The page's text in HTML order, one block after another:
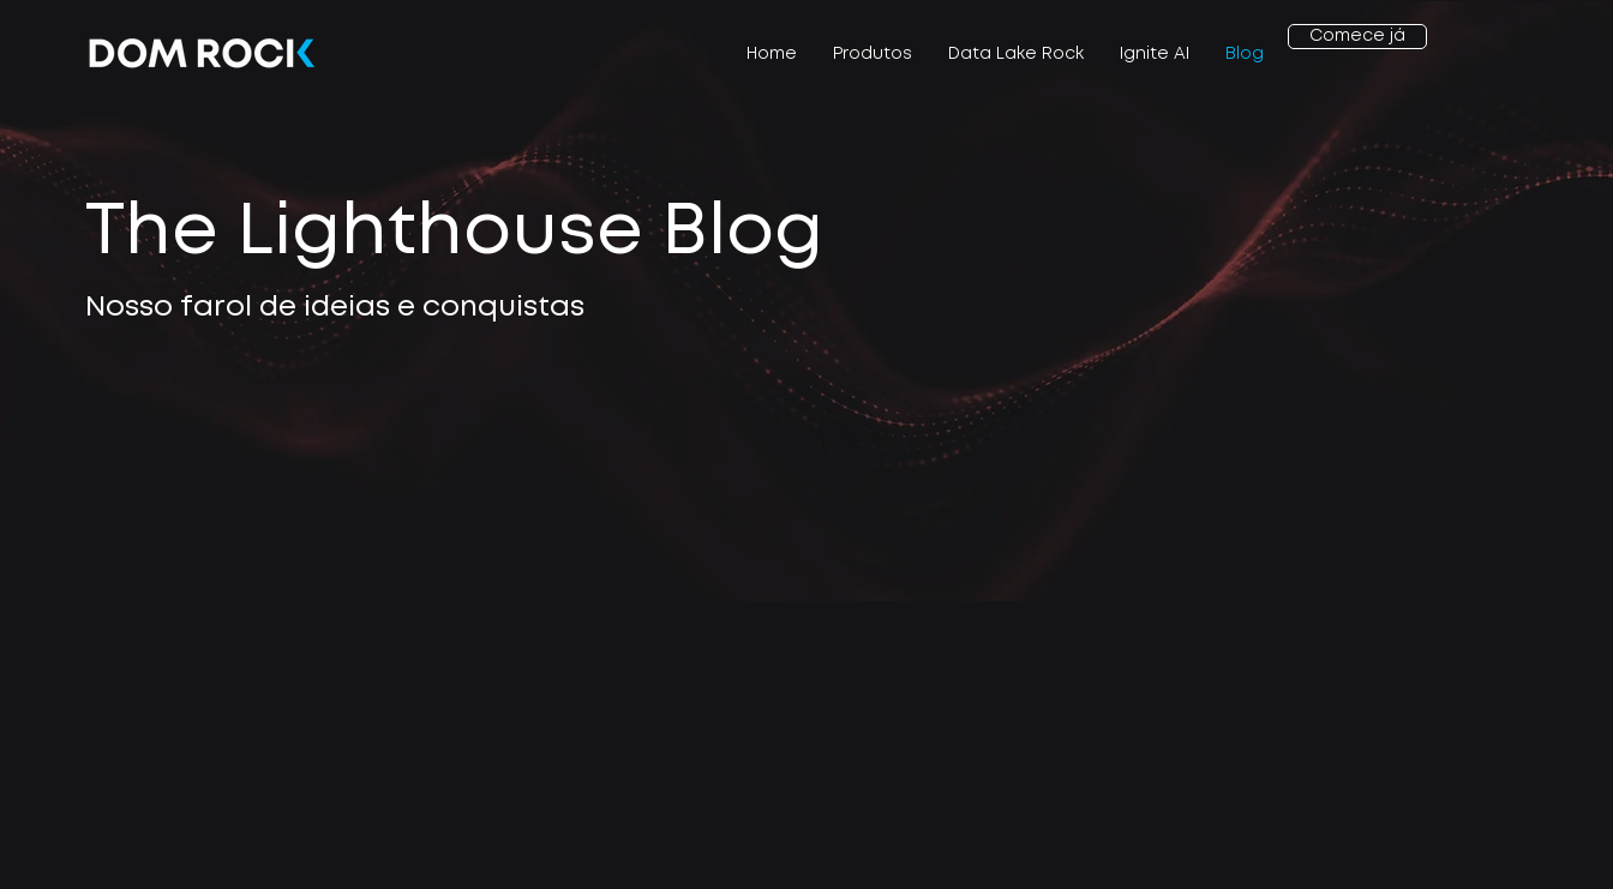
Home Produtos Data Lake Rock Ignite AI Blog
Comece já
The Lighthouse Blog
Nosso farol de ideias e conquistas